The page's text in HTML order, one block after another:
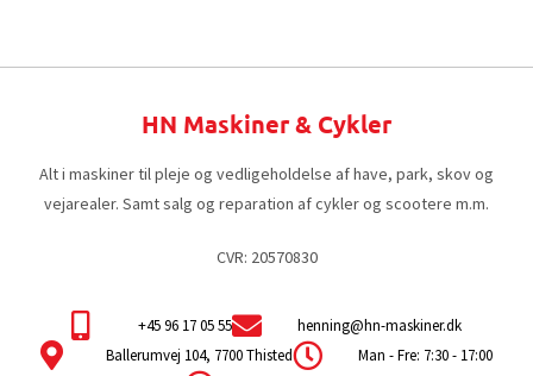
HN Maskiner & Cykler
Alt i maskiner til pleje og vedligeholdelse af have, park, skov og
vejarealer. Samt salg og reparation af cykler og scootere m.m.
CVR: 20570830
+45 96 17 05 55
henning@hn-maskiner.dk
Ballerumvej 104, 7700 Thisted
Man - Fre: 7:30 - 17:00